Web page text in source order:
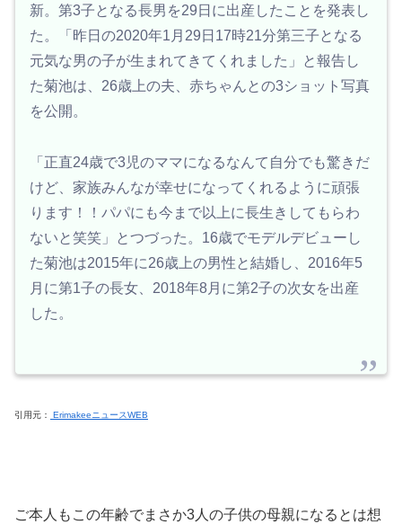
新。第3子となる長男を29日に出産したことを発表し
た。「昨日の2020年1月29日17時21分第三子となる
元気な男の子が生まれてきてくれました」と報告し
た菊池は、26歳上の夫、赤ちゃんとの3ショット写真
を公開。
「正直24歳で3児のママになるなんて自分でも驚きだ
けど、家族みんなが幸せになってくれるように頑張
ります！！パパにも今まで以上に長生きしてもらわ
ないと笑笑」とつづった。16歳でモデルデビューし
た菊池は2015年に26歳上の男性と結婚し、2016年5
月に第1子の長女、2018年8月に第2子の次女を出産
した。
引用元： ErimakeeニュースWEB
ご本人もこの年齢でまさか3人の子供の母親になるとは想